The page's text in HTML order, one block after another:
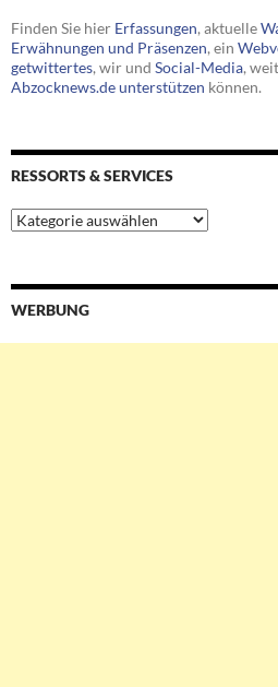
Finden Sie hier Erfassungen, aktuelle
Erwähnungen und Präsenzen, ein
getwittertes, wir und Social-Media,
Abzocknews.de unterstützen können.
RESSORTS & SERVICES
Ressorts
&
WERBUNG